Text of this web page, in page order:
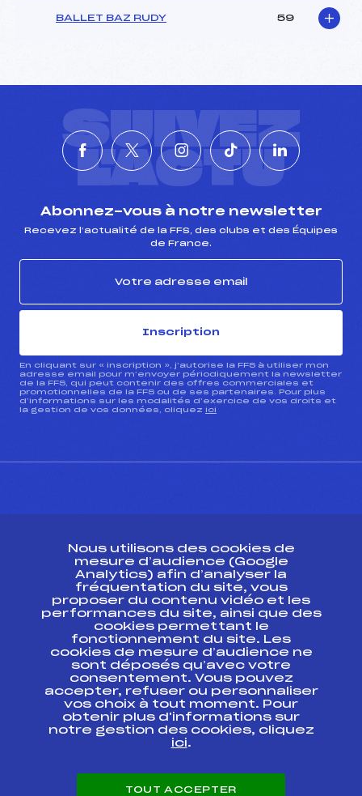
BALLET BAZ RUDY 59
SUIVEZ
L'ACTU
Abonnez-vous à notre newsletter
Recevez l’actualité de la FFS, des clubs et des Équipes
de France.
Inscription
En cliquant sur « inscription », j’autorise la FFS à utiliser mon
adresse email pour m’envoyer périodiquement la newsletter
de la FFS, qui peut contenir des offres commerciales et
promotionnelles de la FFS ou de ses partenaires. Pour plus
d’informations sur les modalités d’exercice de vos droits et
la gestion de vos données, cliquez ici
Ressources
Pass’Neige
Projet sportif fédéral
Projet de performance fédéral
Antidopage
Pôle Développement, Formation, Suivi
Scientifique
Listes ministérielles
Pôle vie de l’athlète
Enseignement professionnel
Nous utilisons des cookies de
mesure d’audience (Google
Analytics) afin d’analyser la
fréquentation du site, vous
proposer du contenu vidéo et les
performances du site, ainsi que des
cookies permettant le
fonctionnement du site. Les
cookies de mesure d’audience ne
sont déposés qu’avec votre
consentement. Vous pouvez
accepter, refuser ou personnaliser
vos choix à tout moment. Pour
obtenir plus d'informations sur
notre gestion des cookies, cliquez
ici.
TOUT ACCEPTER